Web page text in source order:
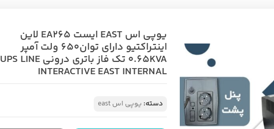
یوپی اس EAST ایست EA265 لاین
اینتراکتیو دارای توان650 ولت آمپر
0.65KVA تک فاز باتری درونی UPS LINE
INTERACTIVE EAST INTERNAL
دسته: یوپی اس east